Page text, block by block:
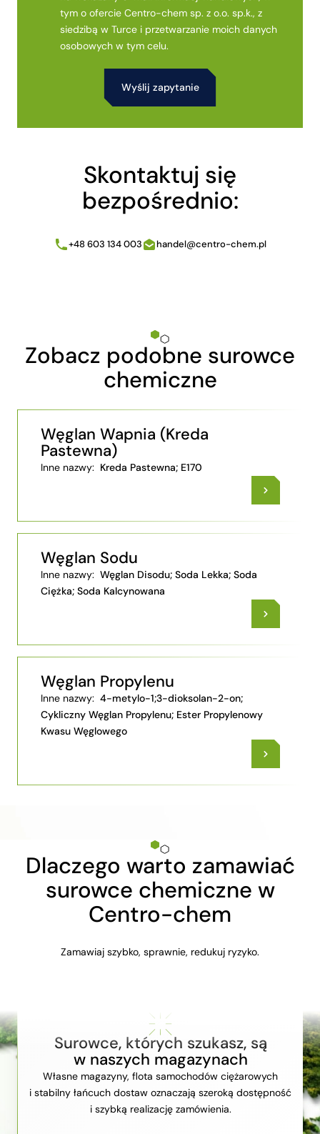
tym o ofercie Centro-chem sp. z o.o. sp.k., z
siedzibą w Turce i przetwarzanie moich danych
osobowych w tym celu.
Skontaktuj się
bezpośrednio:
+48 603 134 003 handel@centro-chem.pl
Zobacz podobne surowce
chemiczne
Węglan Wapnia (Kreda
Pastewna)
Inne nazwy: Kreda Pastewna; E170
Węglan Sodu
Inne nazwy: Węglan Disodu; Soda Lekka; Soda
Ciężka; Soda Kalcynowana
Węglan Propylenu
Inne nazwy: 4-metylo-1;3-dioksolan-2-on;
Cykliczny Węglan Propylenu; Ester Propylenowy
Kwasu Węglowego
Dlaczego warto zamawiać
surowce chemiczne w
Centro-chem
Zamawiaj szybko, sprawnie, redukuj ryzyko.
Surowce, których szukasz, są
w naszych magazynach
Własne magazyny, flota samochodów ciężarowych
i stabilny łańcuch dostaw oznaczają szeroką dostępność
i szybką realizację zamówienia.